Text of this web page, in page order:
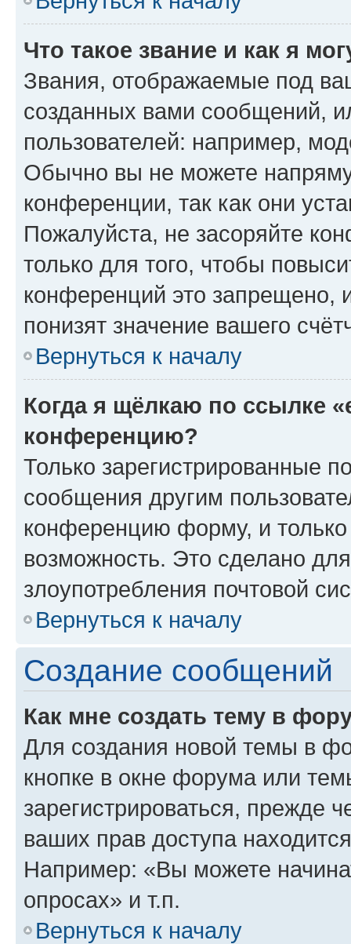
Что такое звание и как я
Звания, отображаемые под
созданных вами сообщений,
пользователей: например,
Обычно вы не можете
конференции, так как они
Пожалуйста, не засоряйте
только для того, чтобы
конференций это запрещено,
понизят значение вашего
Вернуться к началу
Когда я щёлкаю по ссылке
конференцию?
Только зарегистрированные
сообщения другим
конференцию форму, и
возможность. Это сделано
злоупотребления почтовой
Вернуться к началу
Создание сообщений
Как мне создать тему в
Для создания новой темы в
кнопке в окне форума или
зарегистрироваться, прежде
ваших прав доступа
Например: «Вы можете
опросах» и т.п.
Вернуться к началу